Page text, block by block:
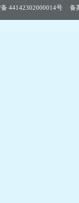
44142302000014号
备